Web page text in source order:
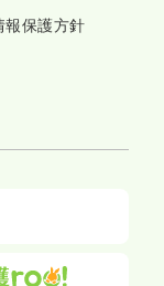
報保護方針